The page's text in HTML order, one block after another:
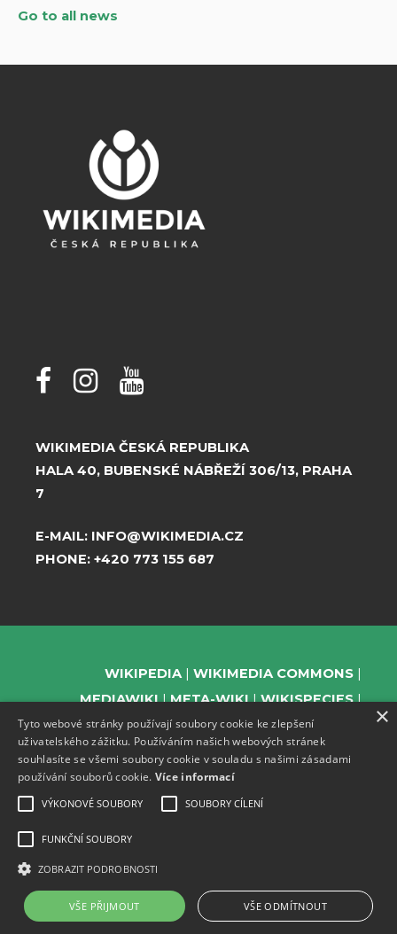
Go to all news
WIKIMEDIA ČESKÁ REPUBLIKA
HALA 40, BUBENSKÉ NÁBŘEŽÍ 306/13, PRAHA
7
E-MAIL: INFO@WIKIMEDIA.CZ
PHONE: +420 773 155 687
WIKIPEDIA
WIKIMEDIA COMMONS
MEDIAWIKI
META-WIKI
WIKISPECIES
WIKIBOOKS
WIKIDATA
WIKIMANIA
WIKISOURCE
WIKIVERSITY
EVENTS CHANNEL ON TELEGRAM
×
Tyto webové stránky používají soubory cookie ke zlepšení
uživatelského zážitku. Používáním našich webových stránek
souhlasíte se všemi soubory cookie v souladu s našimi zásadami
používání souborů cookie. Více informací
VÝKONOVÉ SOUBORY SOUBORY CÍLENÍ
FUNKČNÍ SOUBORY
ZOBRAZIT PODROBNOSTI
VŠE PŘIJMOUT VŠE ODMÍTNOUT